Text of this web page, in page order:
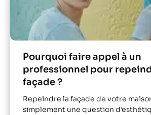
Pourquoi faire appel à un
professionnel pour
façade ?
Repeindre la façade de votre
simplement une question